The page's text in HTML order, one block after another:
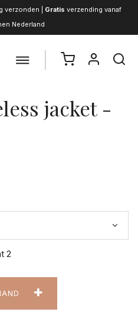
verzonden | Gratis verzending vanaf
Nederland
jacket -
2